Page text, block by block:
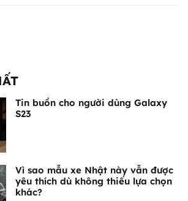
Tin buồn cho người dùng Galaxy
S23
Vì sao mẫu xe Nhật này vẫn được
yêu thích dù không thiếu lựa chọn
khác?